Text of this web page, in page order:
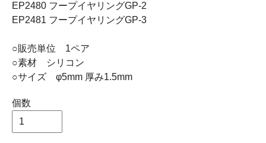
EP2480 フープイヤリングGP-2
EP2481 フープイヤリングGP-3
○販売単位 1ペア
○素材 シリコン
○サイズ φ5mm 厚み1.5mm
個数